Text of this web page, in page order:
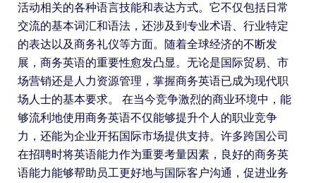
活动相关的各种语言技能和表达方式。它不仅包括日常
交流的基本词汇和语法，还涉及到专业术语、行业特定
的表达以及商务礼仪等方面。随着全球经济的不断发
展，商务英语的重要性愈发凸显。无论是国际贸易、市
场营销还是人力资源管理，掌握商务英语已成为现代职
场人士的基本要求。 在当今竞争激烈的商业环境中，能
够流利地使用商务英语不仅能够提升个人的职业竞争
力，还能为企业开拓国际市场提供支持。许多跨国公司
在招聘时将英语能力作为重要考量因素，良好的商务英
语能力能够帮助员工更好地与国际客户沟通，促进业务